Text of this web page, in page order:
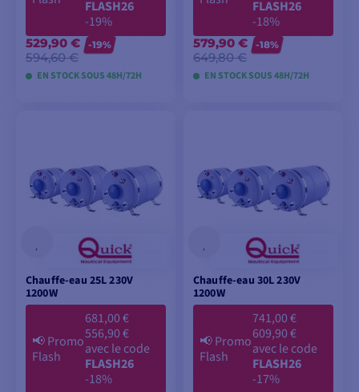
FLASH26
-19%
529,90 €
594,60 €
-19%
EN STOCK SOUS 48H/72H
FLASH26
-18%
579,90 €
649,80 €
-18%
EN STOCK SOUS 48H/72H
Chauffe-eau 25L 230V
1200W
📢Promo
Flash
681,00 €
556,90 €
avec le code
FLASH26
-18%
Chauffe-eau 30L 230V
1200W
📢Promo
Flash
741,00 €
609,90 €
avec le code
FLASH26
-17%